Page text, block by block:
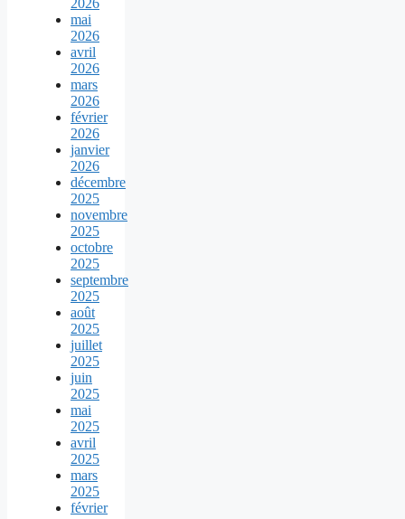
2026
mai
2026
avril
2026
mars
2026
février
2026
janvier
2026
décembre
2025
novembre
2025
octobre
2025
septembre
2025
août
2025
juillet
2025
juin
2025
mai
2025
avril
2025
mars
2025
février